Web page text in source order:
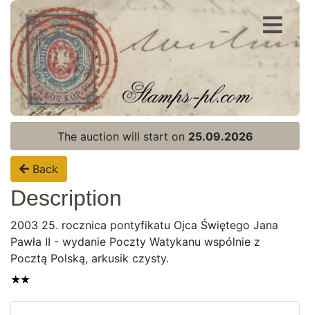
Register
Login
Home page
The auction will start on 25.09.2026
Back
Description
2003 25. rocznica pontyfikatu Ojca Świętego Jana
Pawła II - wydanie Poczty Watykanu wspólnie z
Pocztą Polską, arkusik czysty.